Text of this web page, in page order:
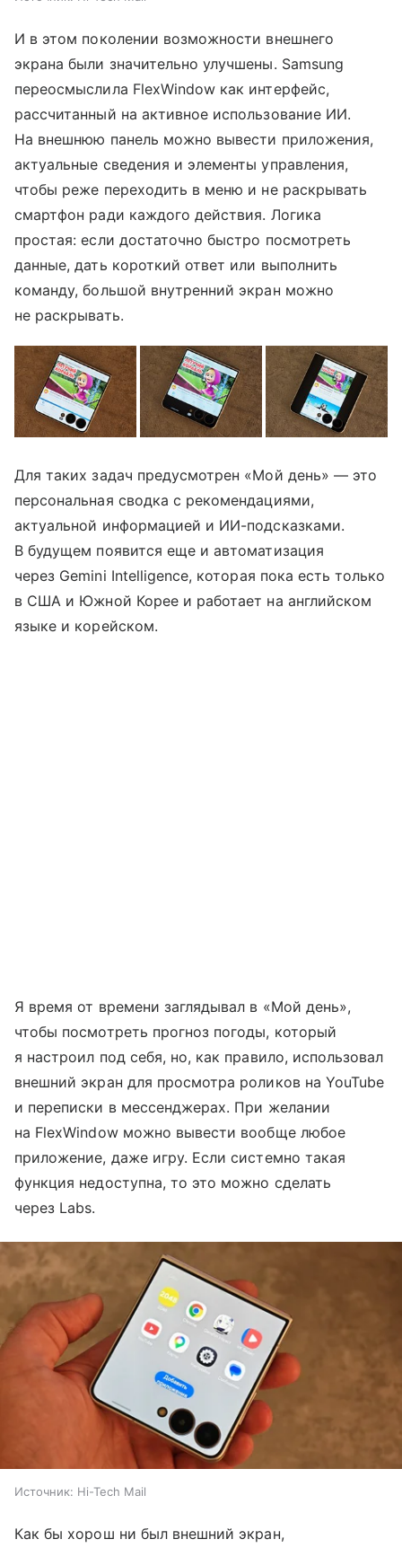
И в этом поколении возможности внешнего
экрана были значительно улучшены. Samsung
переосмыслила FlexWindow как интерфейс,
рассчитанный на активное использование ИИ.
На внешнюю панель можно вывести приложения,
актуальные сведения и элементы управления,
чтобы реже переходить в меню и не раскрывать
смартфон ради каждого действия. Логика
простая: если достаточно быстро посмотреть
данные, дать короткий ответ или выполнить
команду, большой внутренний экран можно
не раскрывать.
Для таких задач предусмотрен «Мой день» — это
персональная сводка с рекомендациями,
актуальной информацией и ИИ-подсказками.
В будущем появится еще и автоматизация
через Gemini Intelligence, которая пока есть только
в США и Южной Корее и работает на английском
языке и корейском.
Я время от времени заглядывал в «Мой день»,
чтобы посмотреть прогноз погоды, который
я настроил под себя, но, как правило, использовал
внешний экран для просмотра роликов на YouTube
и переписки в мессенджерах. При желании
на FlexWindow можно вывести вообще любое
приложение, даже игру. Если системно такая
функция недоступна, то это можно сделать
через Labs.
Источник: Hi-Tech Mail
Как бы хорош ни был внешний экран,